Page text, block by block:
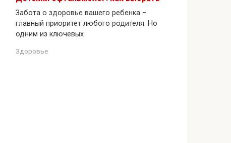
Забота о здоровье вашего ребенка –
главный приоритет любого родителя. Но
одним из ключевых
Здоровье